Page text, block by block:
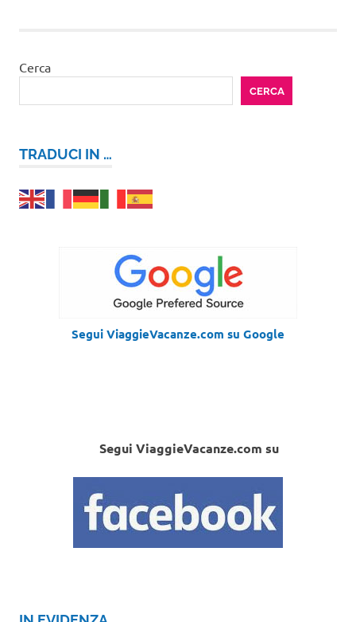
Cerca
CERCA
TRADUCI IN …
Segui ViaggieVacanze.com su Google
Segui ViaggieVacanze.com su